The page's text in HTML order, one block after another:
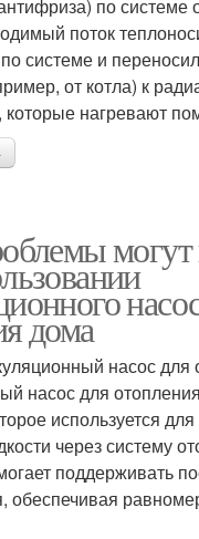
по системе
поток
системе и
от котла) к
которые нагревают
могут
дома
насос
насос для
используется
через систему
поддерживать
обеспечивая